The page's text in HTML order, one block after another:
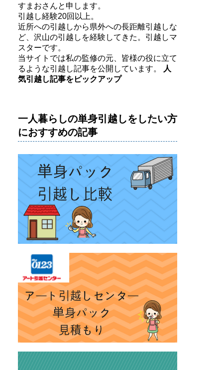
すまおさんと申します。
引越し経験20回以上。
近所への引越しから県外への長距離引越しな
ど、沢山の引越しを経験してきた。引越しマ
スターです。
当サイトでは私の監修の元、皆様の役に立て
るような引越し記事を公開しています。
人
気引越し記事をピックアップ
一人暮らしの単身引越しをしたい方
におすすめの記事